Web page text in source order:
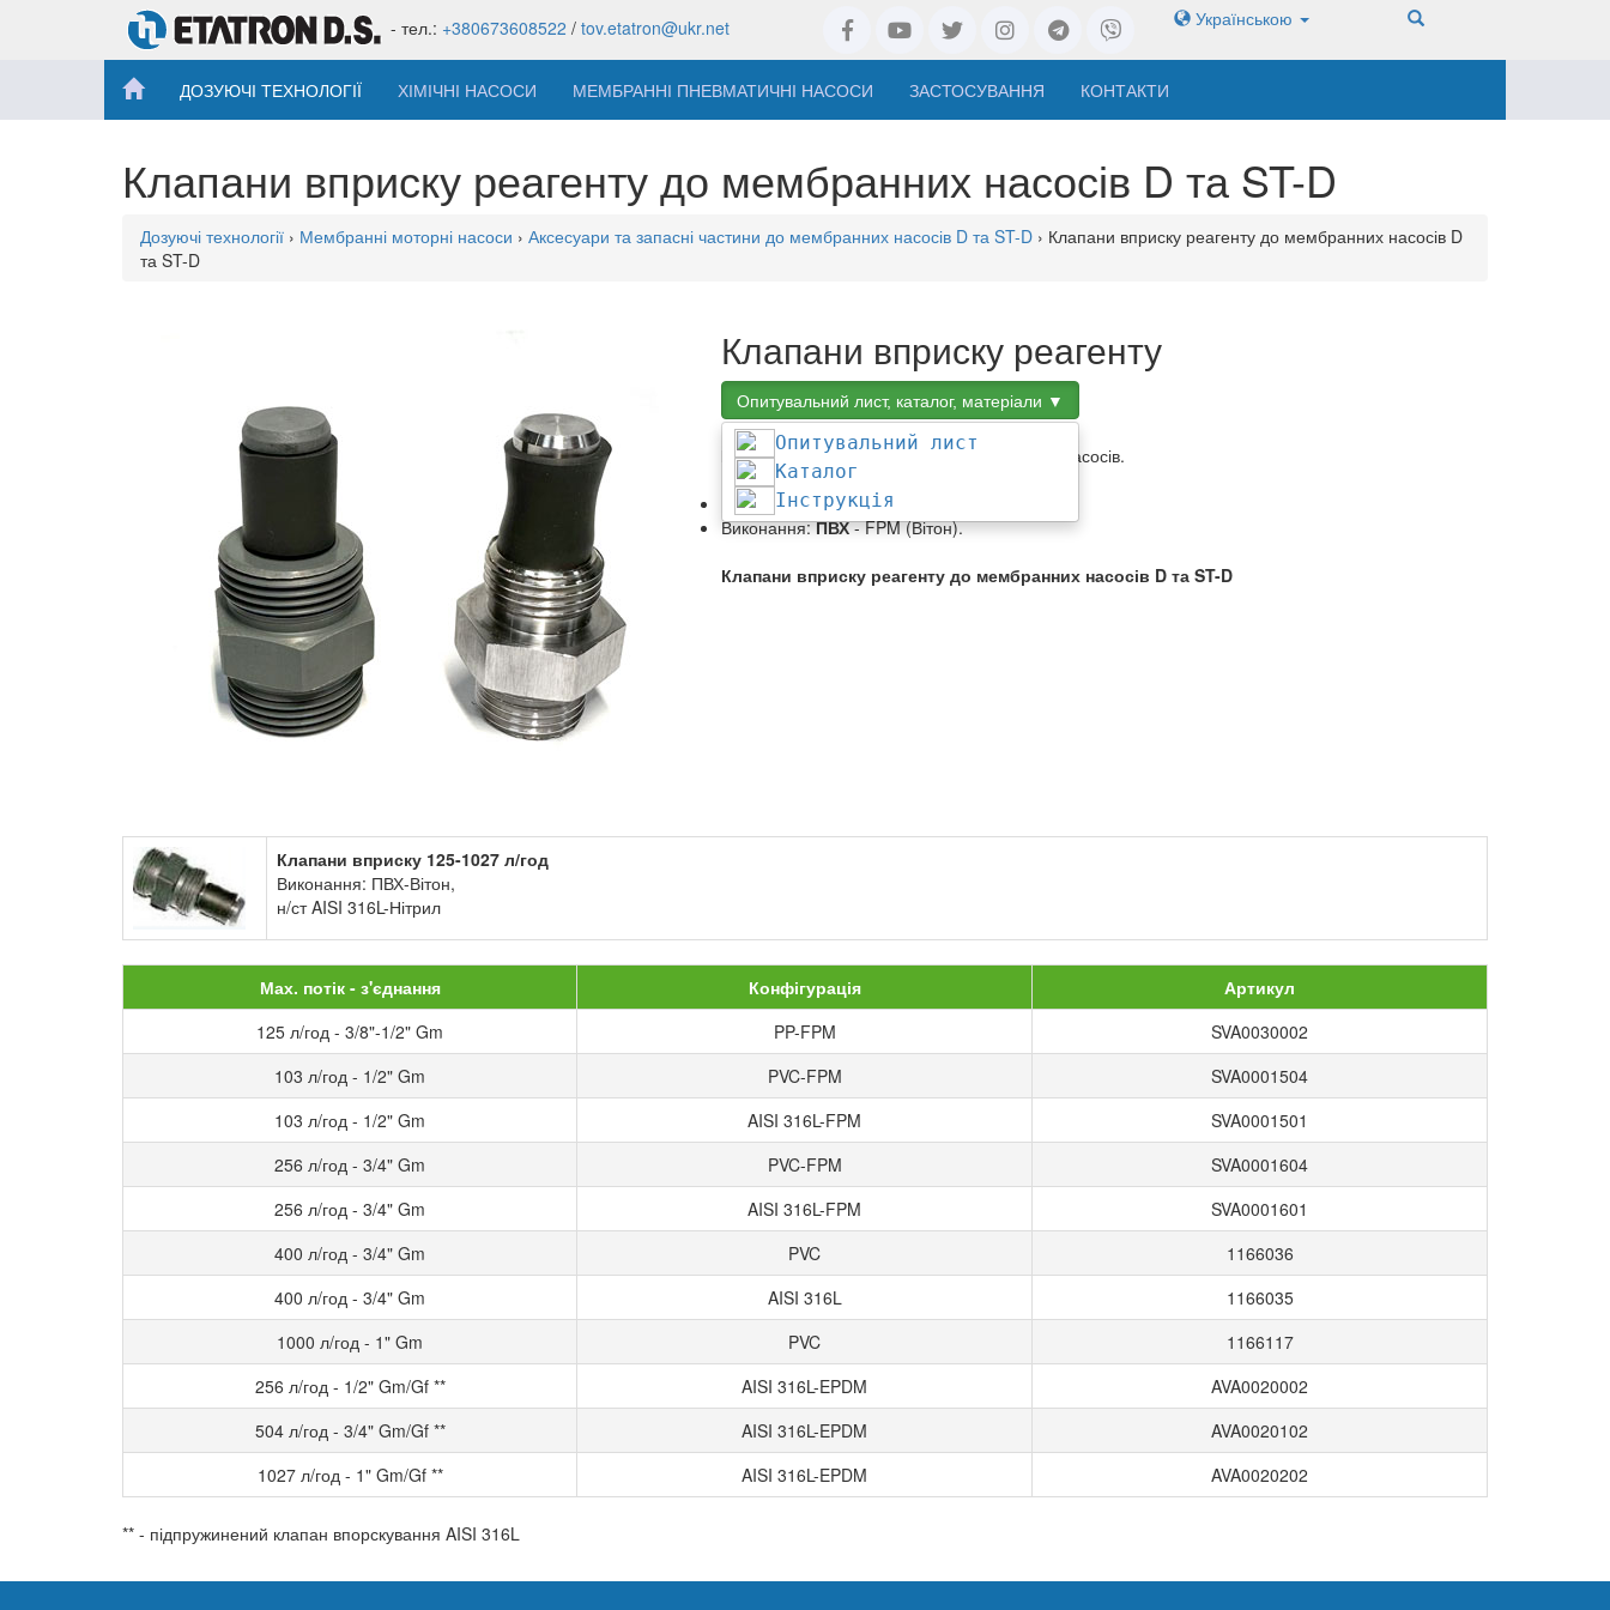
- тел.: +380673608522 / tov.etatron@ukr.net Українською
ДОЗУЮЧІ ТЕХНОЛОГІЇ ХІМІЧНІ НАСОСИ МЕМБРАННІ ПНЕВМАТИЧНІ НАСОСИ ЗАСТОСУВАННЯ КОНТАКТИ
Клапани вприску реагенту до мембранних насосів D та ST-D
Дозуючі технології › Мембранні моторні насоси › Аксесуари та запасні частини до мембранних насосів D та ST-D › Клапани вприску реагенту до мембранних насосів D
та ST-D
Клапани вприску реагенту
Опитувальний лист, каталог, матеріали ▼
Опитувальний лист
Каталог
Інструкція
Клапани вприску реагентудля дозуючих насосів.
Виконання:н/ст AISI 316L
Виконання:ПВХ- FPM (Вітон).
Клапани вприску реагенту до мембранних насосів D та ST-D
Клапани вприску 125-1027 л/год
Виконання: ПВХ-Вітон,
н/ст AISI 316L-Нітрил
Мах. потік - з'єднання Конфігурація
Артикул
125 л/год - 3/8"-1/2" Gm
PP-FPM
SVA0030002
103 л/год - 1/2" Gm
PVC-FPM
SVA0001504
103 л/год - 1/2" Gm
AISI 316L-FPM
SVA0001501
256 л/год - 3/4" Gm
PVC-FPM
SVA0001604
256 л/год - 3/4" Gm
AISI 316L-FPM
SVA0001601
400 л/год - 3/4" Gm
PVC
1166036
400 л/год - 3/4" Gm
AISI 316L
1166035
1000 л/год - 1" Gm
PVC
1166117
256 л/год - 1/2" Gm/Gf **
AISI 316L-EPDM
AVA0020002
504 л/год - 3/4" Gm/Gf **
AISI 316L-EPDM
AVA0020102
1027 л/год - 1" Gm/Gf **
AISI 316L-EPDM AVA0020202
** - підпружинений клапан впорскування AISI 316L